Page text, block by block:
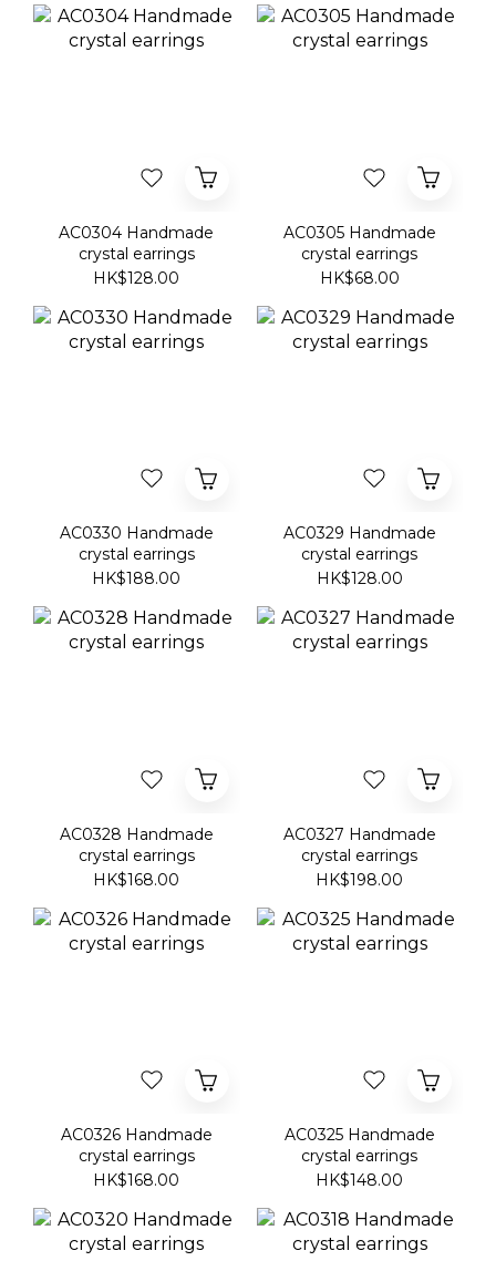
AC0304 Handmade
crystal earrings
HK$128.00
AC0305 Handmade
crystal earrings
HK$68.00
AC0330 Handmade
crystal earrings
HK$188.00
AC0329 Handmade
crystal earrings
HK$128.00
AC0328 Handmade
crystal earrings
HK$168.00
AC0327 Handmade
crystal earrings
HK$198.00
AC0326 Handmade
crystal earrings
HK$168.00
AC0325 Handmade
crystal earrings
HK$148.00